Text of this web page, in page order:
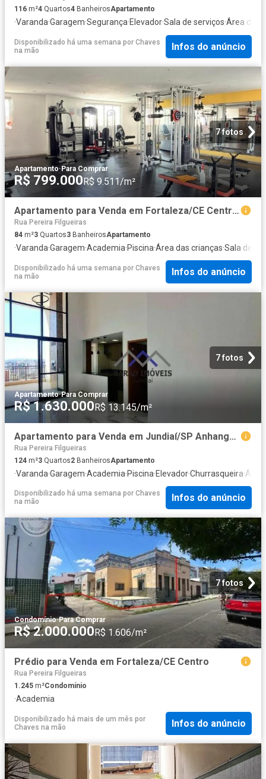
116 m²4 Quartos4 BanheirosApartamento
·Varanda·Garagem·Segurança·Elevador·Sala de serviços·Área de
Disponibilizado há uma semana por Chaves
na mão
Infos do anúncio
7 fotos
Apartamento· Para Comprar
R$ 799.000R$ 9.511/m²
Apartamento para Venda em Fortaleza/CE Centro 3 Quartos
Rua Pereira Filgueiras
84 m²3 Quartos3 BanheirosApartamento
·Varanda·Garagem·Academia·Piscina·Área das crianças·Sala de
Disponibilizado há uma semana por Chaves
na mão
Infos do anúncio
7 fotos
Apartamento·Para Comprar
R$ 1.630.000R$ 13.145/m²
Apartamento para Venda em Jundiaí/SP Anhangabaú 3 Quartos
Rua Pereira Filgueiras
124 m²3 Quartos2 BanheirosApartamento
·Varanda·Garagem·Academia·Piscina·Elevador·Churrasqueira·Área
Disponibilizado há uma semana por Chaves
na mão
Infos do anúncio
7 fotos
Condomínio·Para Comprar
R$ 2.000.000R$ 1.606/m²
Prédio para Venda em Fortaleza/CE Centro
Rua Pereira Filgueiras
1.245 m²Condomínio
·Academia
Disponibilizado há mais de um mês por
Chaves na mão
Infos do anúncio